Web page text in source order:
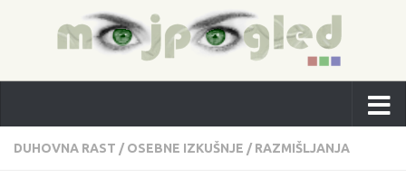
DUHOVNA RAST / OSEBNE IZKUŠNJE / RAZMIŠLJANJA